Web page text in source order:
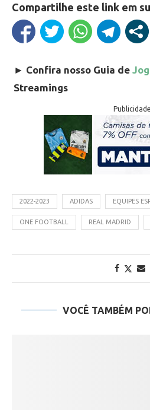
Compartilhe este link em
► Confira nosso Guia de
Streamings
Publicidade
2022-2023 ADIDAS EQUIPES
ONE FOOTBALL REAL MADRID
VOCÊ TAMBÉM